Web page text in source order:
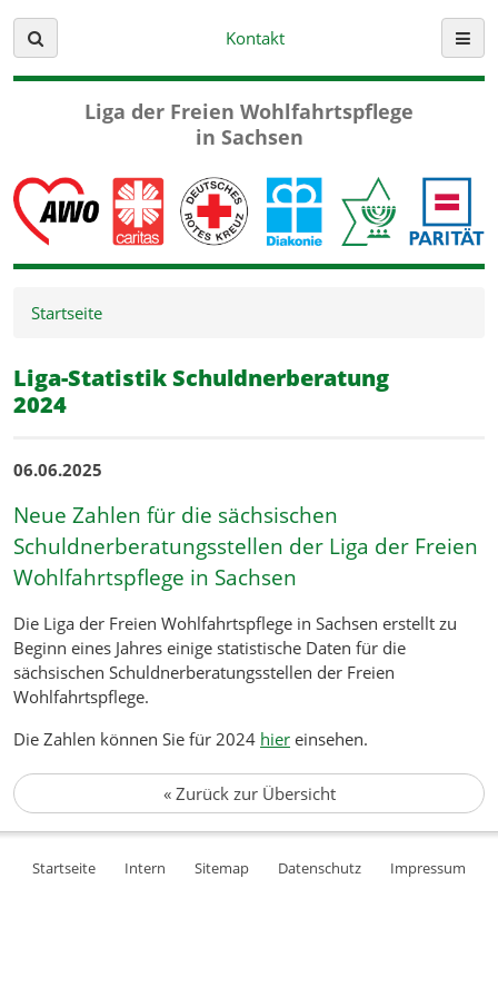
Suche
Kontakt
Liga der Freien Wohlfahrtspflege
in Sachsen
Startseite
Liga-Statistik Schuldnerberatung
2024
06.06.2025
Neue Zahlen für die sächsischen
Schuldnerberatungsstellen der Liga der Freien
Wohlfahrtspflege in Sachsen
Die Liga der Freien Wohlfahrtspflege in Sachsen erstellt zu
Beginn eines Jahres einige statistische Daten für die
sächsischen Schuldnerberatungsstellen der Freien
Wohlfahrtspflege.
Die Zahlen können Sie für 2024 hier einsehen.
«Zurück zur Übersicht
Startseite Intern Sitemap Datenschutz Impressum